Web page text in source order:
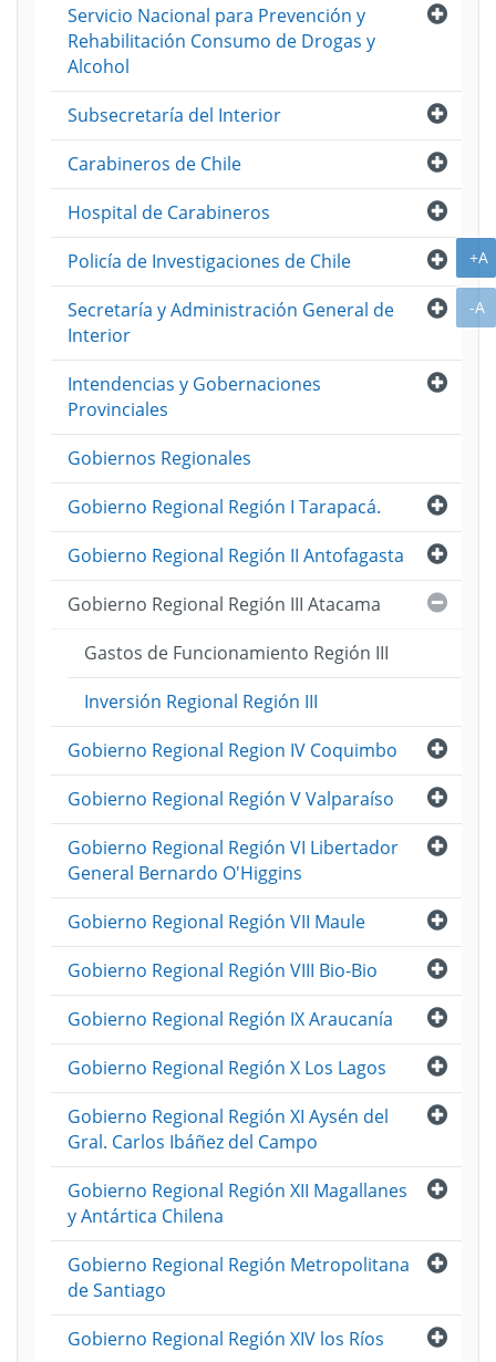
Abrir
Servicio Nacional para Prevención y
Rehabilitación Consumo de Drogas y
Alcohol
Abrir
Subsecretaría del Interior
Abrir
Carabineros de Chile
Abrir
Hospital de Carabineros
Abrir
Policía de Investigaciones de Chile
Abrir
Secretaría y Administración General de
Interior
Abrir
Intendencias y Gobernaciones
Provinciales
Gobiernos Regionales
Abrir
Gobierno Regional Región I Tarapacá.
Abrir
Gobierno Regional Región II Antofagasta
Gobierno Regional Región III Atacama
Gastos de Funcionamiento Región III
Inversión Regional Región III
Abrir
Gobierno Regional Region IV Coquimbo
Abrir
Gobierno Regional Región V Valparaíso
Abrir
Gobierno Regional Región VI Libertador
General Bernardo O'Higgins
Abrir
Gobierno Regional Región VII Maule
Abrir
Gobierno Regional Región VIII Bio-Bio
Abrir
Gobierno Regional Región IX Araucanía
Abrir
Gobierno Regional Región X Los Lagos
Abrir
Gobierno Regional Región XI Aysén del
Gral. Carlos Ibáñez del Campo
Abrir
Gobierno Regional Región XII Magallanes
y Antártica Chilena
Abrir
Gobierno Regional Región Metropolitana
de Santiago
Abrir
Gobierno Regional Región XIV los Ríos
+A
-A